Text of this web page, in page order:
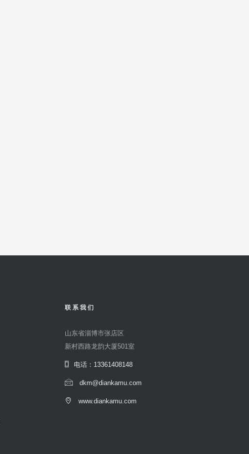
联系我们
山东省淄博市张店区
新村西路龙韵大厦501室
电话：13361408148
dkm@diankamu.com
www.diankamu.com